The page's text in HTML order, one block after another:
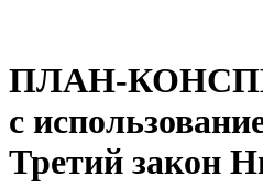
ПЛАН-
с
Третий закон